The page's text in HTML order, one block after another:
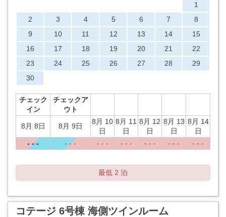
1
2
3 4 5 6 7
8
9
10 11 12 13 14
15
16
17 18 19 20 21
22
23
24 25 26 27 28
29
30
チェック
イン
チェックア
ウト
8月 8日 8月 9日
8月 10
日
8月 11
日
8月 12
日
8月 13
日
8月 14
日
- - -
- - - - - - - - - - - - - - - - - -
最低 2 泊
コテージ 6号棟 海側ツインルーム